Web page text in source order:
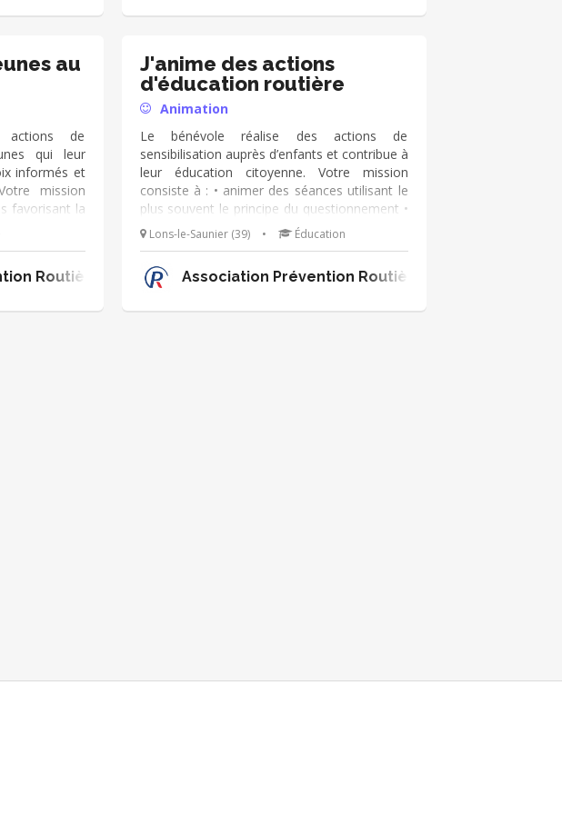
au
actions de
qui leur
informés et
mission
favorisant la
de l’autre
et
sujets
Routière Nouvelle-Aquitaine
J'anime des actions
d'éducation routière
Animation
Le bénévole réalise des actions de
sensibilisation auprès d’enfants et contribue à
leur éducation citoyenne. Votre mission
consiste à : • animer des séances utilisant le
plus souvent le principe du questionnement •
éveiller la curiosité des enfants lors des
actions proposées par l’association •
favoriser la prise de parole et l’esprit critique
Lons-le-Saunier (39) • Éducation
Association Prévention Routière - Bourgogne